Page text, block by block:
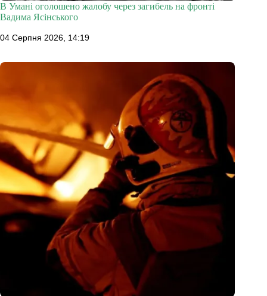
В Умані оголошено жалобу через загибель на фронті
Вадима Ясінського
04 Серпня 2026, 14:19